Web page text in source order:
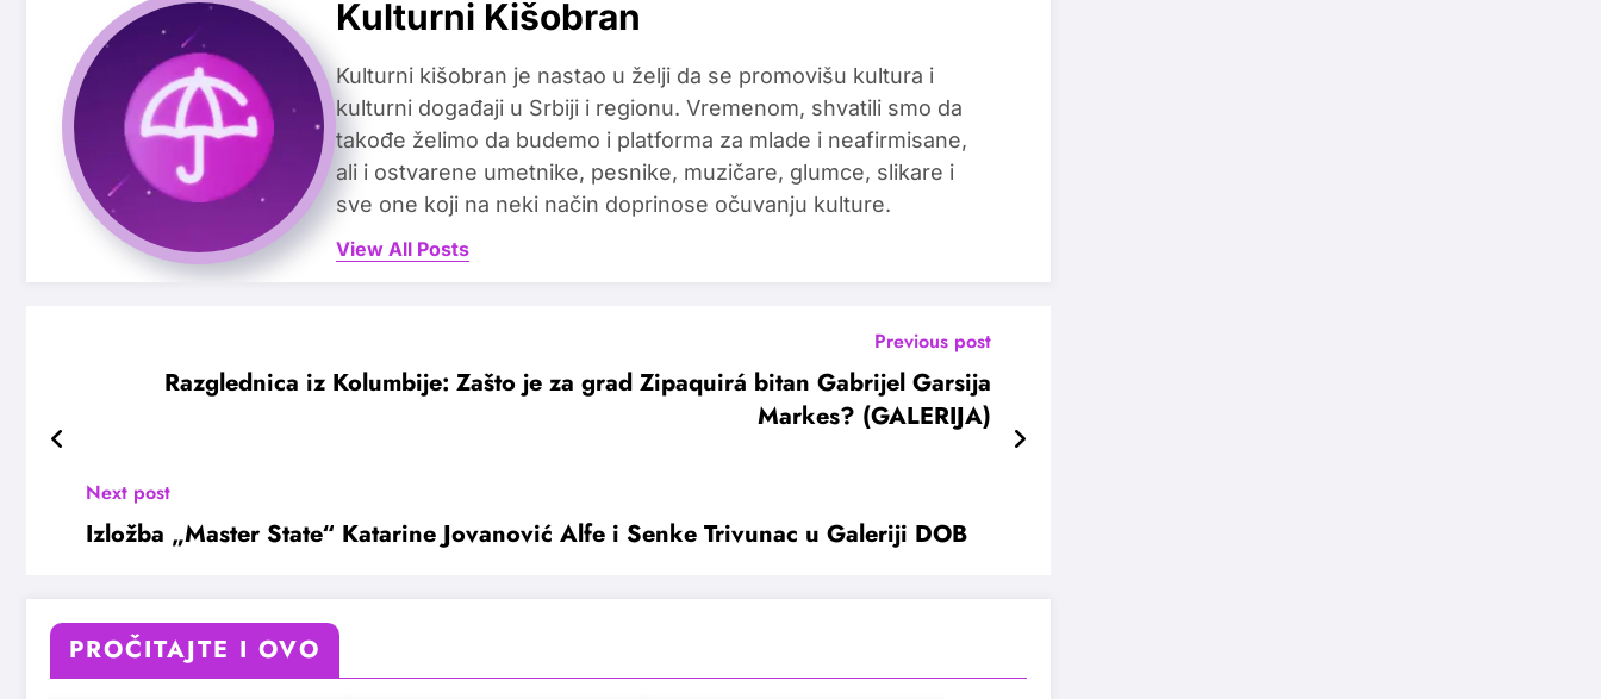
Kulturni Kišobran
Kulturni kišobran je nastao u želji da se promovišu kultura i
kulturni događaji u Srbiji i regionu. Vremenom, shvatili smo da
takođe želimo da budemo i platforma za mlade i neafirmisane,
ali i ostvarene umetnike, pesnike, muzičare, glumce, slikare i
sve one koji na neki način doprinose očuvanju kulture.
View All Posts
Previous post
Razglednica iz Kolumbije: Zašto je za grad Zipaquirá bitan Gabrijel Garsija
Markes? (GALERIJA)
Next post
Izložba „Master State“ Katarine Jovanović Alfe i Senke Trivunac u Galeriji DOB
PROČITAJTE I OVO